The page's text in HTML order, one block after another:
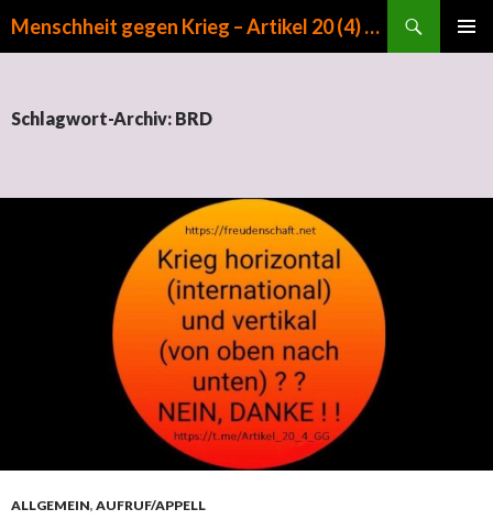
Menschheit gegen Krieg – Artikel 20 (4) GG
Schlagwort-Archiv: BRD
ALLGEMEIN, AUFRUF/APPELL